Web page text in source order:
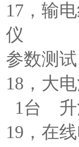
17，输
仪
参数测试
18，
1台 升
19，在